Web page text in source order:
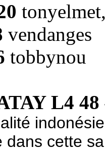
vendanges
tobbynou
L4 48
dans cette